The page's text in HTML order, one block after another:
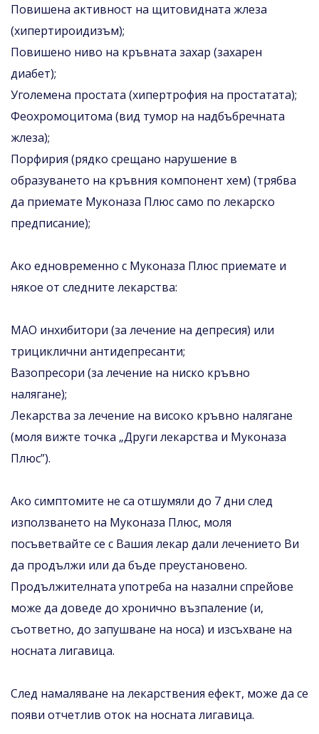
Повишена активност на щитовидната жлеза
(хипертироидизъм);
Повишено ниво на кръвната захар (захарен
диабет);
Уголемена простата (хипертрофия на простатата);
Феохромоцитома (вид тумор на надбъбречната
жлеза);
Порфирия (рядко срещано нарушение в
образуването на кръвния компонент хем) (трябва
да приемате Муконаза Плюс само по лекарско
предписание);
Ако едновременно с Муконаза Плюс приемате и
някое от следните лекарства:
МАО инхибитори (за лечение на депресия) или
трициклични антидепресанти;
Вазопресори (за лечение на ниско кръвно
налягане);
Лекарства за лечение на високо кръвно налягане
(моля вижте точка „Други лекарства и Муконаза
Плюс”).
Ако симптомите не са отшумяли до 7 дни след
използването на Муконаза Плюс, моля
посъветвайте се с Вашия лекар дали лечението Ви
да продължи или да бъде преустановено.
Продължителната употреба на назални спрейове
може да доведе до хронично възпаление (и,
съответно, до запушване на носа) и изсъхване на
носната лигавица.
След намаляване на лекарствения ефект, може да се
появи отчетлив оток на носната лигавица.